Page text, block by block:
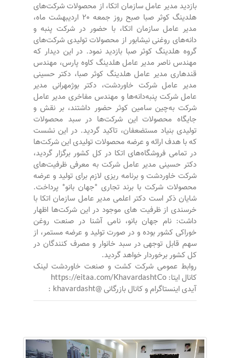
بازدید مدیر عامل سازمان اتکا، از محصولات شرکت‌های
هلدینگ کوثر صبا صبح روز جمعه 20 اردیبهشت ماه،
مدیر عامل سازمان اتکا، با حضور در شرکت پنبه‌ و
دانه‌های روغنی نیشابور از محصولات تولیدی شرکت‌های
گروه هلدینگ کوثر صبا بازدید نمود. در این دیدار که
مهندس ناصر مدیر عامل هلدینگ کاوه پارس، مهندس
قندهاری مدیر عامل هلدینگ کوثر صبا، دکتر حسینی
مدیر عامل شرکت خاوردشت، دکتر بوژمهرانی مدیر
عامل شرکت پنبه‌دانه‌ها و مهندس مفاخری مدیر عامل
شرکت به‌چین سامین کوثر حضور داشتند، بر نقش و
جایگاه محصولات این شرکت‌ها در سبد محصولات
تولیدی بنیاد مستضعفان، تاکید گردید. در این نشست
که با هدف ارائه و عرضه محصولات تولیدی این شرکت‌ها
در تمامی فروشگاه‌های اتکا در کل کشور برگزار گردید،
دکتر حسینی مدیر عامل شرکت به معرفی ظرفیت‌های
شرکت خاوردشت و برنامه ریزی لازم برای تولید و عرضه
محصولات شرکت با برند تجاری *جهان بانو* پرداخت.
شایان ذکر است دکتر اعلمی مدیر عامل سازمان اتکا با
خرسندی از ظرفیت های موجود در این شرکت‌ها اظهار
داشت: نام جهان بانو، نامی آشنا در صنعت روغن
خوراکی کشور بوده و در صورت تولید و عرضه مستمر، از
سهم قابل توجهی در سبد خانوار و مصرف کنندگان در
کل کشور برخوردار خواهد گردید.
روابط عمومی شرکت کشت و صنعت خاوردشت لینک
کانال ایتا: https://eitaa.com/KhavardashtCo
آیدی اینستاگرام و کانال بازرگانی @khavardasht :